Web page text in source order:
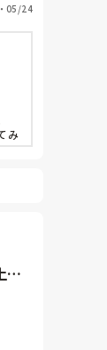
。
補助
感
と
う
信
・ 05/24
み
、